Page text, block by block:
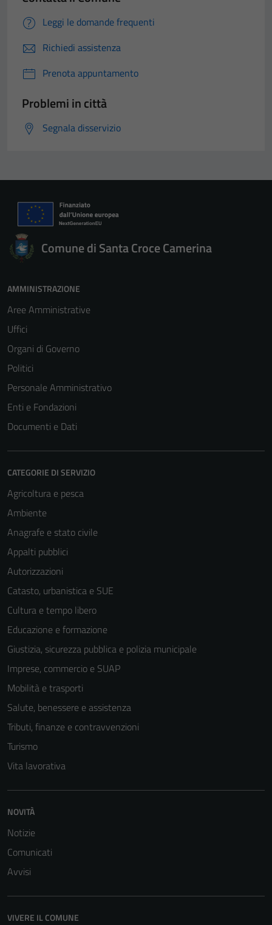
Leggi le domande frequenti
Richiedi assistenza
Prenota appuntamento
Problemi in città
Segnala disservizio
Comune di Santa Croce Camerina
AMMINISTRAZIONE
Aree Amministrative
Uffici
Organi di Governo
Politici
Personale Amministrativo
Enti e Fondazioni
Documenti e Dati
CATEGORIE DI SERVIZIO
Agricoltura e pesca
Ambiente
Anagrafe e stato civile
Appalti pubblici
Autorizzazioni
Catasto, urbanistica e SUE
Cultura e tempo libero
Educazione e formazione
Giustizia, sicurezza pubblica e polizia municipale
Imprese, commercio e SUAP
Mobilità e trasporti
Salute, benessere e assistenza
Tributi, finanze e contravvenzioni
Turismo
Vita lavorativa
NOVITÀ
Notizie
Comunicati
Avvisi
VIVERE IL COMUNE
sono necessari